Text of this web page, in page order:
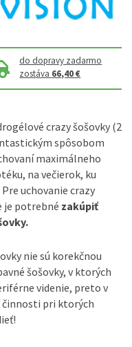
do dopravy zadarmo
zostáva 66,40 €
crazy šošovky (2
spôsobom
maximálneho
na večierok, ku
uchovanie crazy
je potrebné zakúpiť
nie sú korekčnou
šošovky, v ktorých
videnie, preto v
činnosti pri ktorých